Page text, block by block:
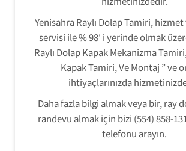
Yenisahra Raylı Dolap Tamiri,
servisi ile % 98′ i yerinde olmak
Raylı Dolap Kapak Mekanizma
Kapak Tamiri, Ve Montaj ” ve
ihtiyaçlarınızda
Daha fazla bilgi almak veya bir, ray
randevu almak için bizi (554) 858-
telefonu arayın.